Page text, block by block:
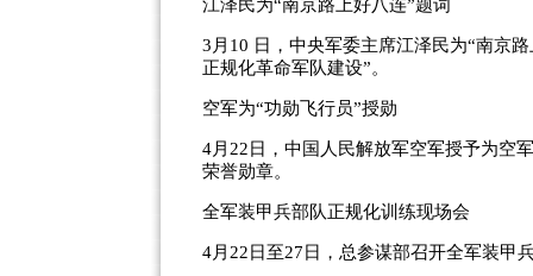
江泽民为“南京路上好八连”题词
3月10 日，中央军委主席江泽民为“南京
正规化革命军队建设”。
空军为“功勋飞行员”授勋
4月22日，中国人民解放军空军授予为空
荣誉勋章。
全军装甲兵部队正规化训练现场会
4月22日至27日，总参谋部召开全军装甲